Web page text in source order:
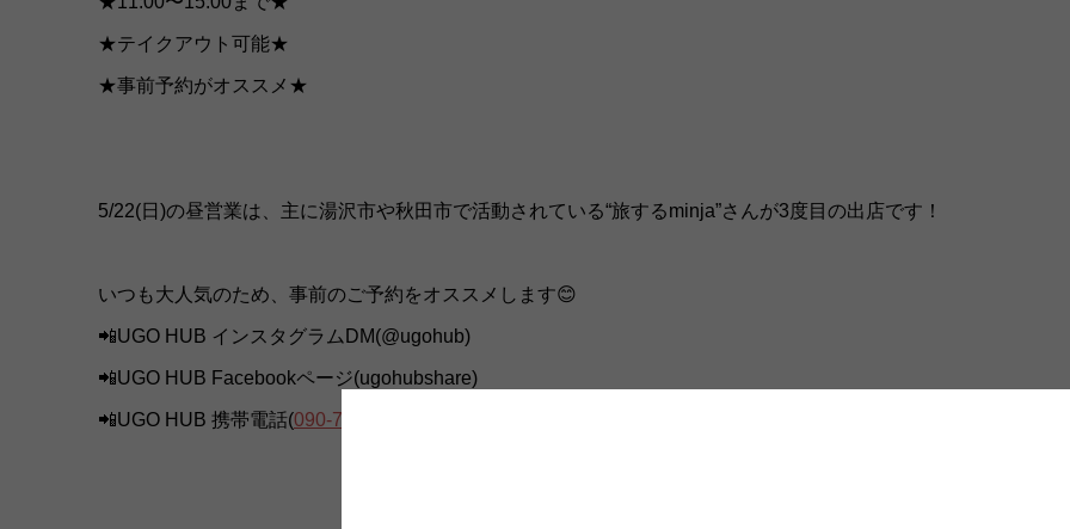
★テイクアウト可能★
★事前予約がオススメ★
5/22(日)の昼営業は、主に湯沢市や秋田市で活動されている“旅するminja”さんが3度目の出店です！
いつも大人気のため、事前のご予約をオススメします😊
📲UGO HUB インスタグラムDM(@ugohub)
📲UGO HUB Facebookページ(ugohubshare)
📲UGO HUB 携帯電話(090-7428-8697